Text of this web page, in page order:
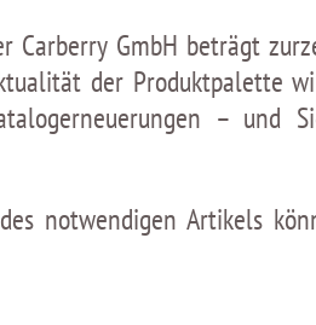
Carberry GmbH beträgt
der Produktpalette
– und
notwendigen Artikels